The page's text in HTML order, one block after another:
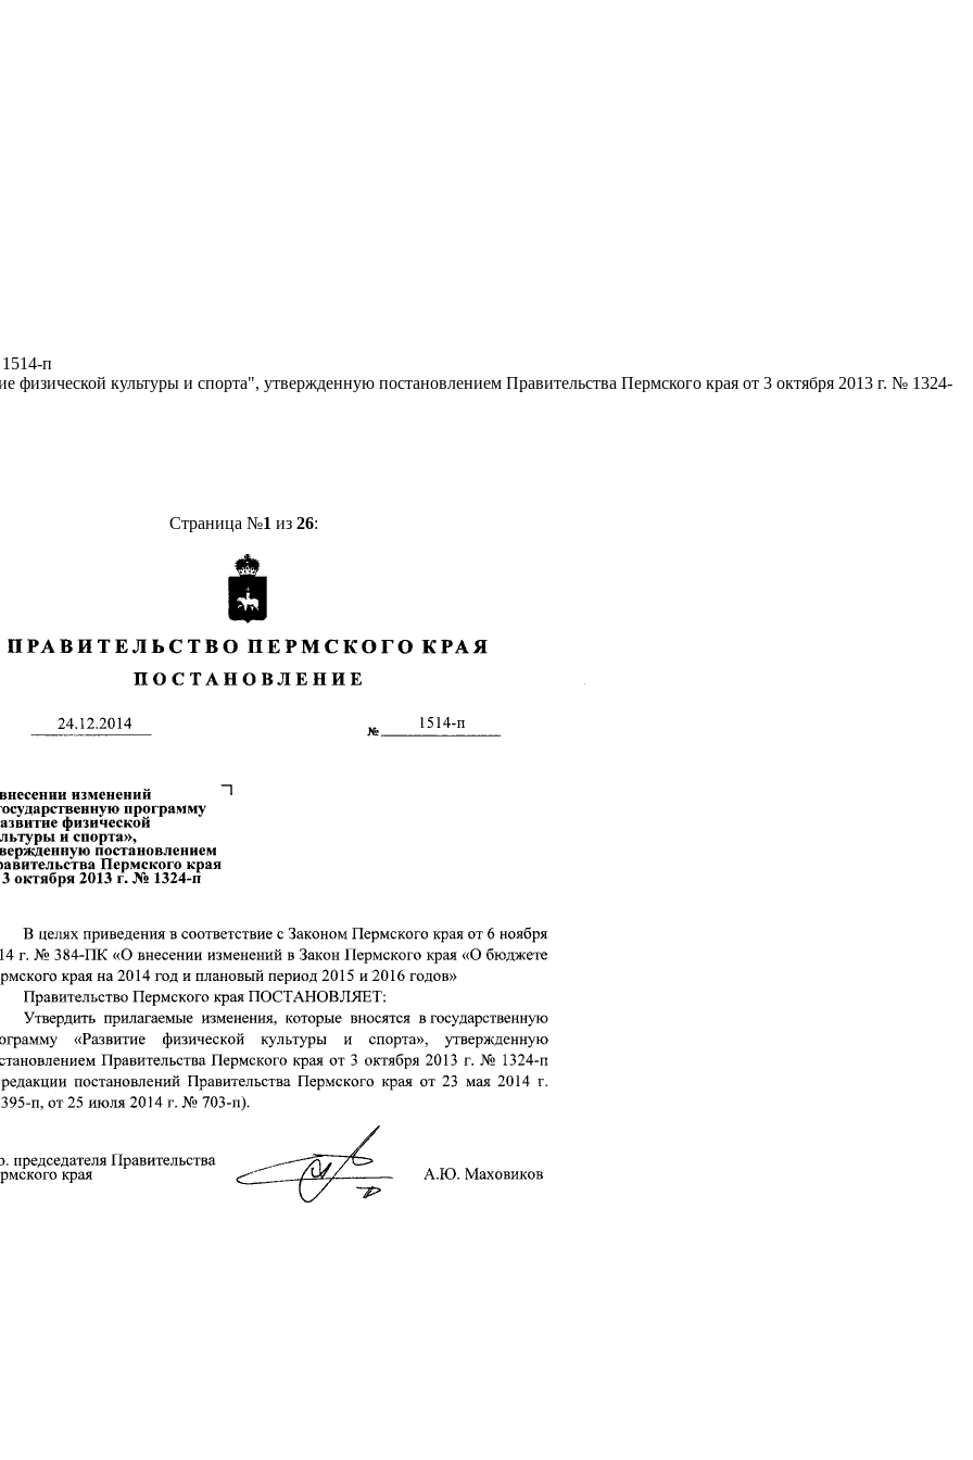
п
культуры и спорта", утвержденную постановлением Правительства Пермского края от 3 октября 2013 г. № 1324-
Страница №1 из 26: